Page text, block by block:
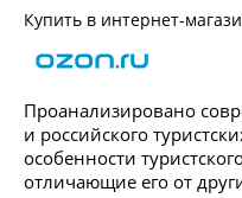
Купить в интернет-
Проанализировано
и российского
особенности
отличающие его от